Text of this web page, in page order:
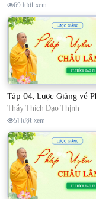
69 lượt xem
Thầy Thích Đạo Thịnh
51 lượt xem